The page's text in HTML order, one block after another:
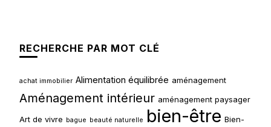
RECHERCHE PAR MOT CLÉ
achat immobilier Alimentation équilibrée aménagement
Aménagement intérieur aménagement paysager
Art de vivre bague beauté naturelle bien-être Bien-